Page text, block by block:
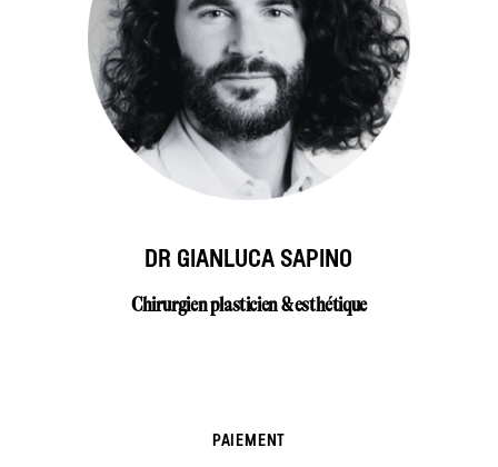
DR GIANLUCA SAPINO
Chirurgien plasticien & esthétique
PAIEMENT